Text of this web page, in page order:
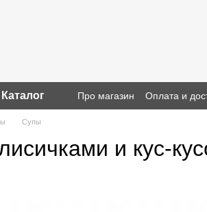
Каталог Про магазин Оплата и
Супы
и кус-